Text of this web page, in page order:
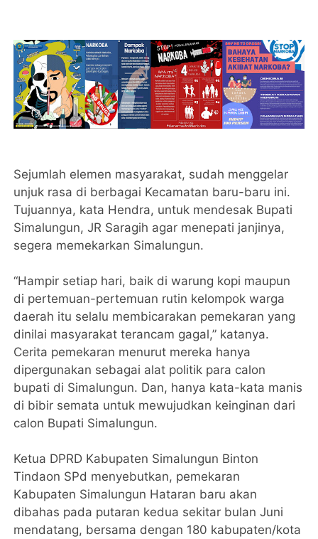
Sejumlah elemen masyarakat, sudah menggelar
unjuk rasa di berbagai Kecamatan baru-baru ini.
Tujuannya, kata Hendra, untuk mendesak Bupati
Simalungun, JR Saragih agar menepati janjinya,
segera memekarkan Simalungun.
“Hampir setiap hari, baik di warung kopi maupun
di pertemuan-pertemuan rutin kelompok warga
daerah itu selalu membicarakan pemekaran yang
dinilai masyarakat terancam gagal,” katanya.
Cerita pemekaran menurut mereka hanya
dipergunakan sebagai alat politik para calon
bupati di Simalungun. Dan, hanya kata-kata manis
di bibir semata untuk mewujudkan keinginan dari
calon Bupati Simalungun.
Ketua DPRD Kabupaten Simalungun Binton
Tindaon SPd menyebutkan, pemekaran
Kabupaten Simalungun Hataran baru akan
dibahas pada putaran kedua sekitar bulan Juni
mendatang, bersama dengan 180 kabupaten/kota